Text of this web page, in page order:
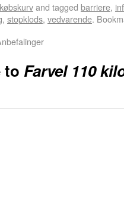
and tagged barriere,
, stopklods, vedvarende.
to Farvel 110